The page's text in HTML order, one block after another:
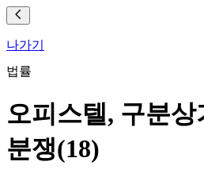
나가기
법률
오피스텔, 구분상
분쟁(18)